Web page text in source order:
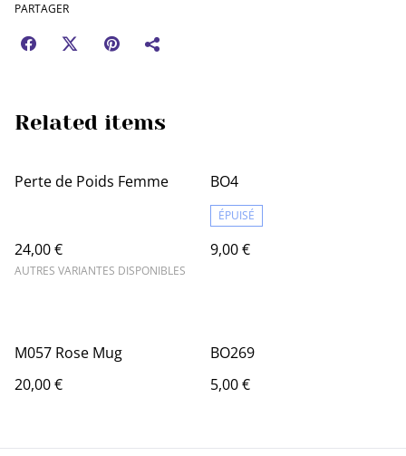
PARTAGER
Related items
Perte de Poids Femme
24,00 €
AUTRES VARIANTES DISPONIBLES
BO4
ÉPUISÉ
9,00 €
M057 Rose Mug
20,00 €
BO269
5,00 €